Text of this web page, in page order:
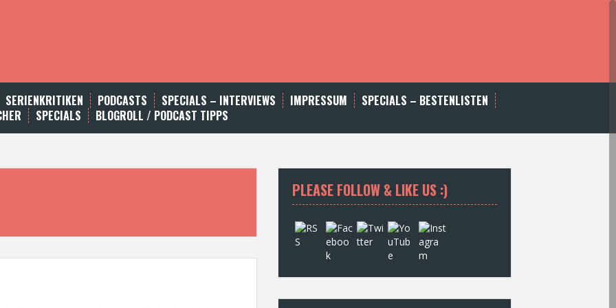
SERIENKRITIKEN PODCASTS SPECIALS – INTERVIEWS IMPRESSUM
SPECIALS – BESTENLISTEN
SPECIALS BLOGROLL / PODCAST TIPPS
PLEASE FOLLOW & LIKE US :)